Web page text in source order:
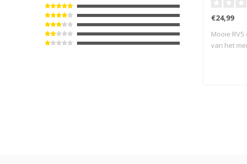
€24,99
Mooie
van het